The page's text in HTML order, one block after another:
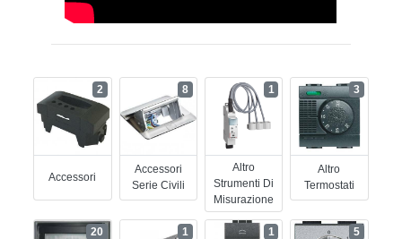
Accessori
2
Accessori
Serie Civili
8
Altro
Strumenti Di
Misurazione
1
Altro
Termostati
3
20 1 1 5